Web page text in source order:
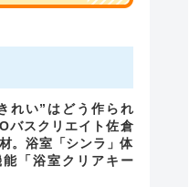
れい”はどう作られ
バスクリエイト佐倉
。浴室「シンラ」体
「浴室クリアキー